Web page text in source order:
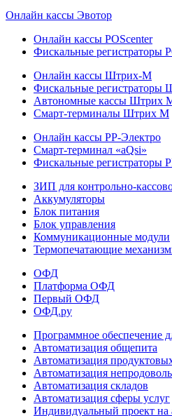
Онлайн кассы Эвотор
Онлайн кассы POScenter
Фискальные регистраторы
Онлайн кассы Штрих-М
Фискальные регистраторы
Автономные кассы Штрих
Смарт-терминалы Штрих М
Онлайн кассы РР-Электро
Смарт-терминал «aQsi»
Фискальные регистраторы
ЗИП для контрольно-
Аккумуляторы
Блок питания
Блок управления
Коммуникационные модули
Термопечатающие
ОФД
Платформа ОФД
Первый ОФД
ОФД.ру
Программное обеспечение
Автоматизация общепита
Автоматизация
Автоматизация
Автоматизация складов
Автоматизация сферы услуг
Индивидуальный проект на